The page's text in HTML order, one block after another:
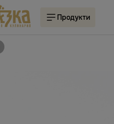
Продукти